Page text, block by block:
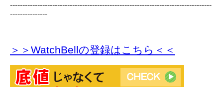
---------------------------------------------------------------------------------
---------------
＞＞WatchBellの登録はこちら＜＜